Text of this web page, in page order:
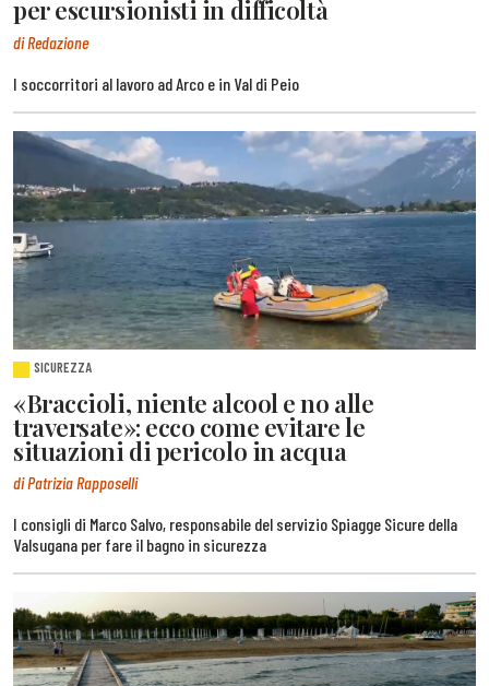
per escursionisti in difficoltà
di Redazione
I soccorritori al lavoro ad Arco e in Val di Peio
SICUREZZA
«Braccioli, niente alcool e no alle
traversate»: ecco come evitare le
situazioni di pericolo in acqua
di Patrizia Rapposelli
I consigli di Marco Salvo, responsabile del servizio Spiagge Sicure della
Valsugana per fare il bagno in sicurezza